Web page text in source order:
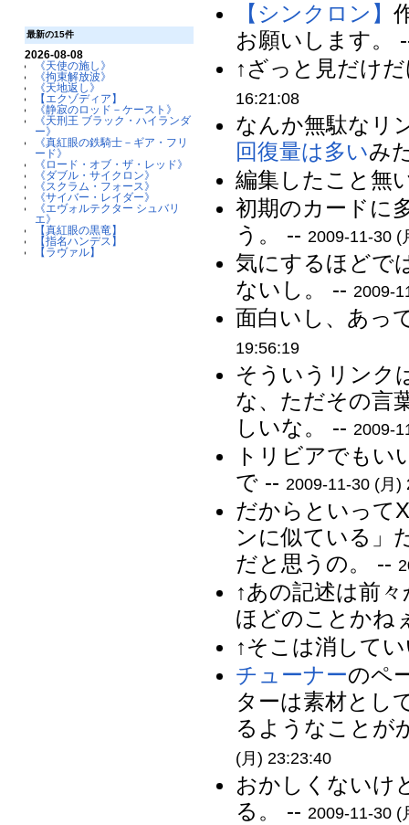
最新の15件
2026-08-08
《天使の施し》
《拘束解放波》
《天地返し》
【エクゾディア】
《静寂のロッド－ケースト》
《天刑王 ブラック・ハイランダ
ー》
《真紅眼の鉄騎士－ギア・フリ
ード》
《ロード・オブ・ザ・レッド》
《ダブル・サイクロン》
《スクラム・フォース》
《サイバー・レイダー》
《エヴォルテクター シュバリ
エ》
【真紅眼の黒竜】
【指名ハンデス】
【ラヴァル】
【シンクロン】
お願いします。
↑ざっと見だけ
16:21:08
なんか無駄なリ
回復量は多いみ
編集したこと無
初期のカードに
う。 -- 2009-11-30 (
気にするほどで
ないし。 -- 2009-
面白いし、あっ
19:56:19
そういうリンク
な、ただその言
しいな。 -- 2009-
トリビアでもい
で -- 2009-11-30 (月)
だからといって
ンに似ている」
だと思うの。 --
↑あの記述は前
ほどのことかね
↑そこは消して
チューナーのペ
ターは素材とし
るようなことが
(月) 23:23:40
おかしくないけ
る。 -- 2009-11-30 (